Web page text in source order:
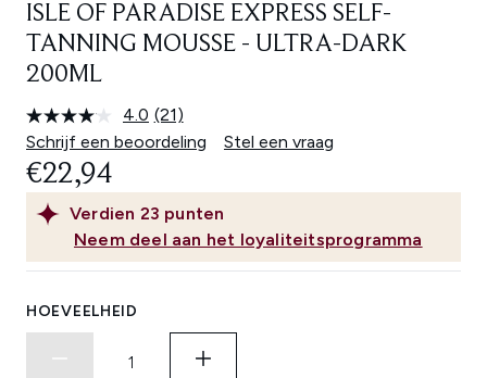
ISLE OF PARADISE EXPRESS SELF-
TANNING MOUSSE - ULTRA-DARK
200ML
4.0 Lees
21
beoordelingen.
paginalink.
(21)
Schrijf een beoordeling
Stel een vraag
Verdien 23 punten
Neem deel aan het loyaliteitsprogramma
€22,94
HOEVEELHEID